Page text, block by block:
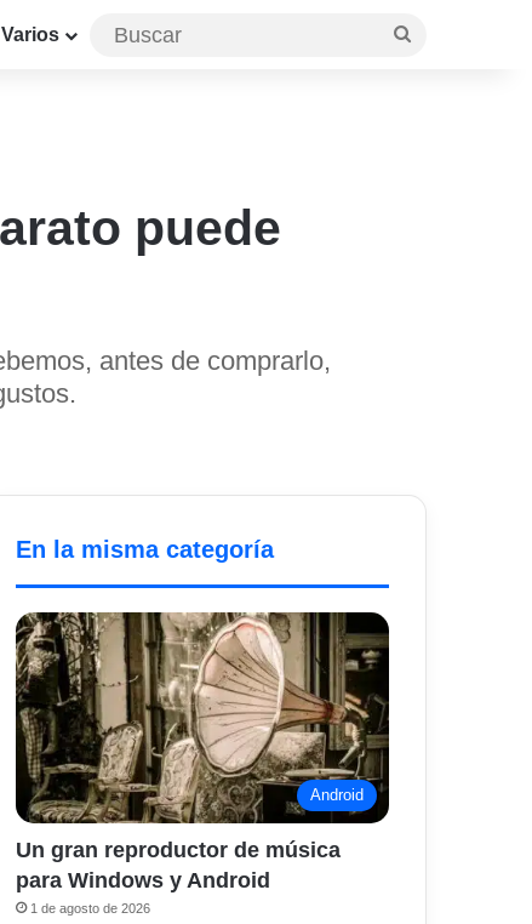
Varios
puede
antes de comprarlo,
En la misma categoría
Android
Un gran reproductor de música
para Windows y Android
1 de agosto de 2026